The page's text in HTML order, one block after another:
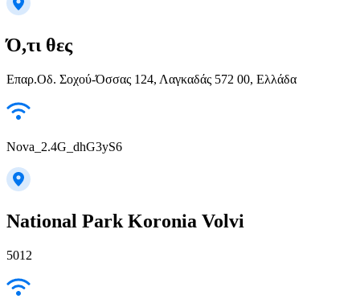
Ό,τι θες
Επαρ.Οδ. Σοχού-Όσσας 124, Λαγκαδάς 572 00, Ελλάδα
Nova_2.4G_dhG3yS6
National Park Koronia Volvi
5012